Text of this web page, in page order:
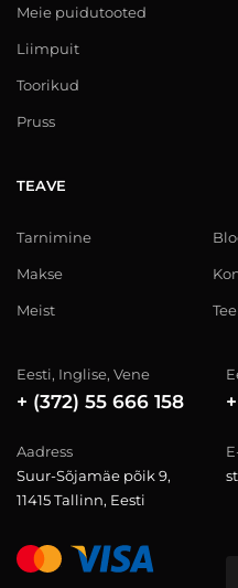
Meie puidutooted
Liimpuit
Toorikud
Pruss
TEAVE
Tarnimine
Makse
Meist
Eesti, Inglise, Vene
+ (372) 55 666 158
Aadress
Suur-Sõjamäe põik 9,
11415 Tallinn, Eesti